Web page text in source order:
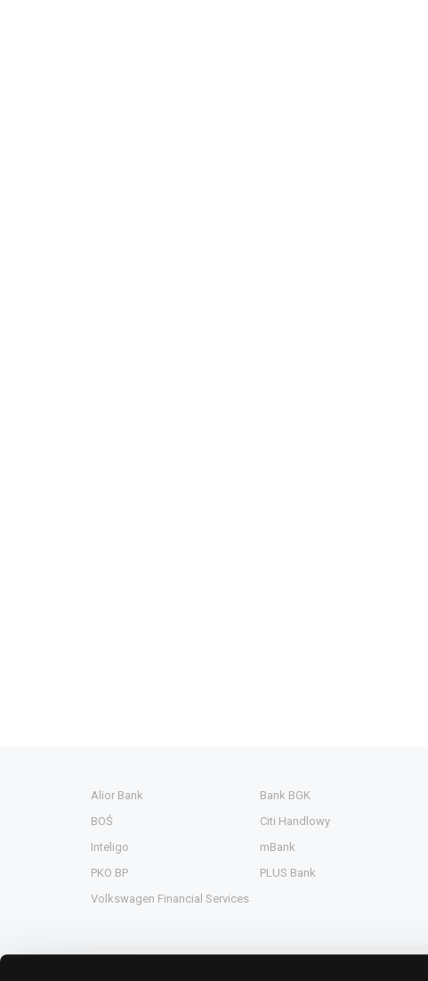
Alior Bank Bank BGK
BOŚ
Citi Handlowy
Inteligo
mBank
PKO BP
PLUS Bank
Volkswagen Financial Services